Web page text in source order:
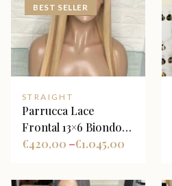
BEST SELLER
STRAIGHT
Parrucca Lace
Frontal 13×6 Biondo
Platino con Riflessi
420,00
€ – 1.045,00
€